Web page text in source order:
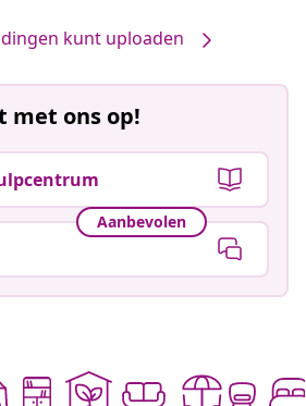
kunt uploaden
met ons op!
Aanbevolen